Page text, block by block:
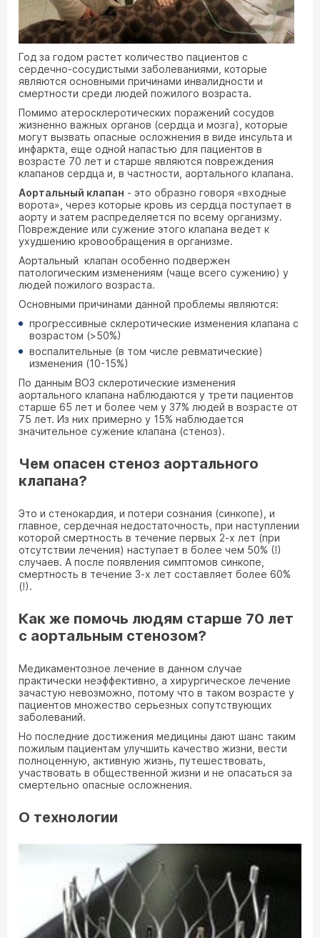
Год за годом растет количество пациентов с
сердечно-сосудистыми заболеваниями, которые
являются основными причинами инвалидности и
смертности среди людей пожилого возраста.
Помимо атеросклеротических поражений сосудов
жизненно важных органов (сердца и мозга), которые
могут вызвать опасные осложнения в виде инсульта и
инфаркта, еще одной напастью для пациентов в
возрасте 70 лет и старше являются повреждения
клапанов сердца и, в частности, аортального клапана.
Аортальный клапан - это образно говоря «входные
ворота», через которые кровь из сердца поступает в
аорту и затем распределяется по всему организму.
Повреждение или сужение этого клапана ведет к
ухудшению кровообращения в организме.
Аортальный клапан особенно подвержен
патологическим изменениям (чаще всего сужению) у
людей пожилого возраста.
Основными причинами данной проблемы являются:
прогрессивные склеротические изменения клапана с
возрастом (>50%)
воспалительные (в том числе ревматические)
изменения (10-15%)
По данным ВОЗ склеротические изменения
аортального клапана наблюдаются у трети пациентов
старше 65 лет и более чем у 37% людей в возрасте от
75 лет. Из них примерно у 15% наблюдается
значительное сужение клапана (стеноз).
Чем опасен стеноз аортального
клапана?
Это и стенокардия, и потери сознания (синкопе), и
главное, сердечная недостаточность, при наступлении
которой смертность в течение первых 2-х лет (при
отсутствии лечения) наступает в более чем 50% (!)
случаев. А после появления симптомов синкопе,
смертность в течение 3-х лет составляет более 60%
(!).
Как же помочь людям старше 70 лет
с аортальным стенозом?
Медикаментозное лечение в данном случае
практически неэффективно, а хирургическое лечение
зачастую невозможно, потому что в таком возрасте у
пациентов множество серьезных сопутствующих
заболеваний.
Но последние достижения медицины дают шанс таким
пожилым пациентам улучшить качество жизни, вести
полноценную, активную жизнь, путешествовать,
участвовать в общественной жизни и не опасаться за
смертельно опасные осложнения.
О технологии